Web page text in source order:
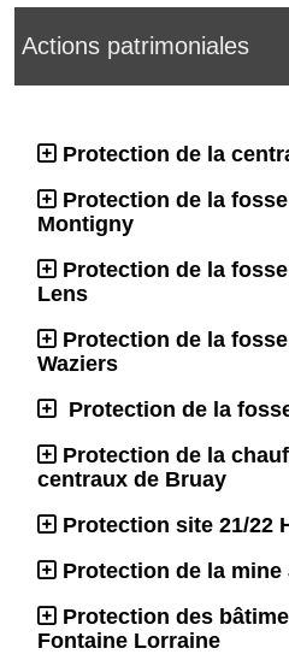
Actions patrimoniales
Protection de la
Protection de la
Montigny
Protection de la
Lens
Protection de la
Waziers
Protection de la
Protection de la
centraux de Bruay
Protection site 21/22
Protection de la mine
Protection des
Fontaine Lorraine